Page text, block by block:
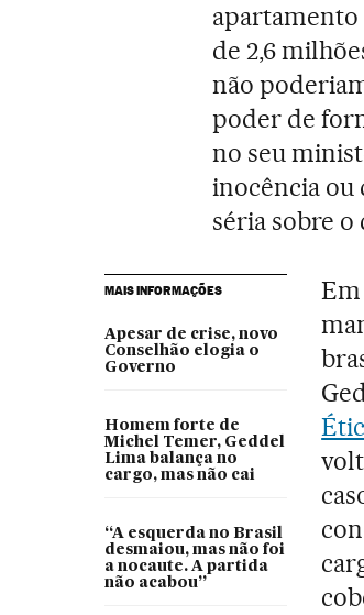
de 2,6
não
poder de
no seu
inocência ou
séria sobre o
MAIS INFORMAÇÕES
Apesar de crise, novo
Conselhão elogia o
Governo
Homem forte de
Michel Temer, Geddel
Lima balança no
cargo, mas não cai
“A esquerda no Brasil
desmaiou, mas não foi
a nocaute. A partida
não acabou”
Em